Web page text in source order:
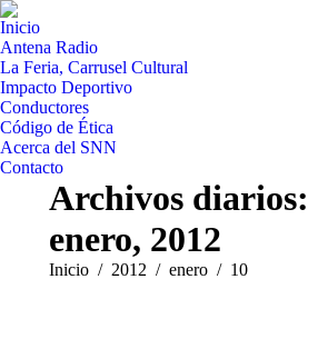
Inicio
Antena Radio
La Feria, Carrusel Cultural
Impacto Deportivo
Conductores
Código de Ética
Acerca del SNN
Contacto
Archivos diarios:
enero, 2012
Estás aquí:
Inicio 2012 enero 10